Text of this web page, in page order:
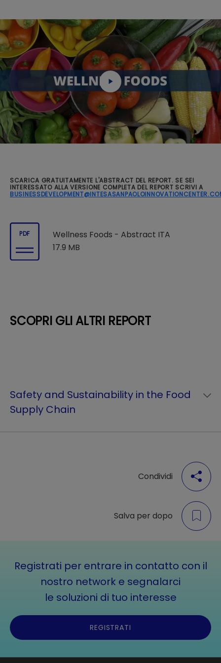
SCARICA GRATUITAMENTE L'ABSTRACT DEL REPORT. SE SEI
INTERESSATO ALLA VERSIONE COMPLETA DEL REPORT SCRIVI A
PDF
Wellness Foods - Abstract ITA
17.9 MB
SCOPRI GLI ALTRI REPORT
Safety and Sustainability in the Food
Supply Chain
Condividi
Salva per dopo
Registrati per entrare in contatto con il
nostro network e segnalarci
le soluzioni di tuo interesse
REGISTRATI